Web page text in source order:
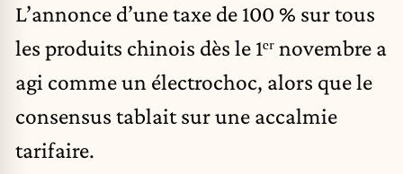
L’annonce d’une taxe de 100 % sur tous
les produits chinois dès le 1ᵉʳ novembre a
agi comme un électrochoc, alors que le
consensus tablait sur une accalmie
tarifaire.